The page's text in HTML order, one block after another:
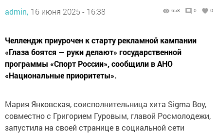
admin, 16 июня 2025 - 16:38 658 0 0
Челлендж приурочен к старту рекламной кампании
«Глаза боятся — руки делают» государственной
программы «Спорт России», сообщили в АНО
«Национальные приоритеты».
Мария Янковская, соисполнительница хита Sigma Boy,
совместно с Григорием Гуровым, главой Росмолодежи,
запустила на своей странице в социальной сети